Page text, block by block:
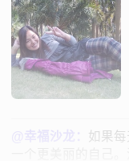
@幸福沙龙： 如果